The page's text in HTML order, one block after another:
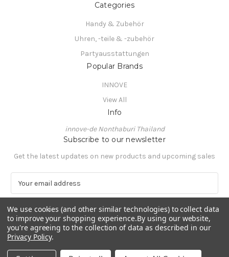
Categories
Handy & Zubehör
Uhren, -teile & -zubehör
Partyausstattungen
Popular Brands
INNOVE
View All
Info
innove-de Nonthaburi Thailand
Subscribe to our newsletter
Get the latest updates on new products and upcoming sales
a
i
l
A
d
d
© 2026 innove-de
We use cookies (and other similar technologies) to collect data
to improve your shopping experience.By using our website,
you're agreeing to the collection of data as described in our
Privacy Policy.